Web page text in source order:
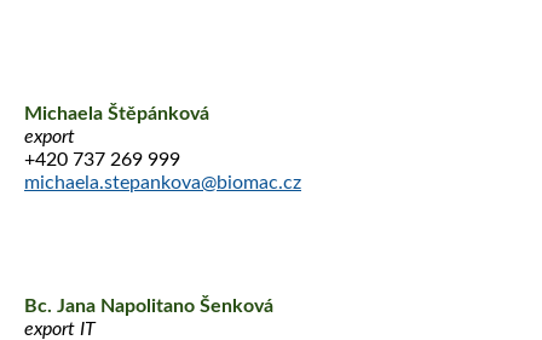
Michaela Štěpánková
export
+420 737 269 999
michaela.stepankova@biomac.cz
Bc. Jana Napolitano Šenková
export IT